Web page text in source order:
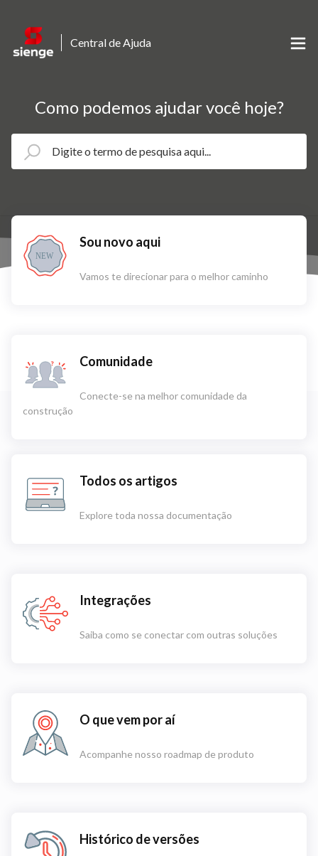
Central de Ajuda
Como podemos ajudar você hoje?
NEW
Sou novo aqui
Vamos te direcionar para o melhor caminho
Comunidade
Conecte-se na melhor comunidade da
construção
Todos os artigos
Explore toda nossa documentação
Integrações
Saiba como se conectar com outras soluções
O que vem por aí
Acompanhe nosso roadmap de produto
Histórico de versões